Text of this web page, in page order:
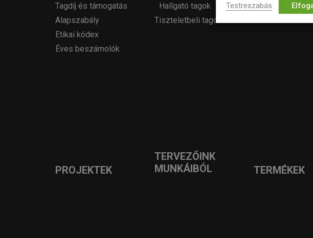
Tagdíj és támogatás
Alapszabály
Etikai kódex
Éves beszámolók
Hallgató tagok
Tiszteletbeli tagok
szervezetek
PROJEKTEK
TERVEZŐINK
MUNKÁIBÓL
TERMÉKEK
Testreszabás